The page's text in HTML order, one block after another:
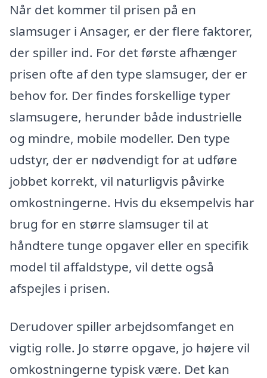
Når det kommer til prisen på en
slamsuger i Ansager, er der flere faktorer,
der spiller ind. For det første afhænger
prisen ofte af den type slamsuger, der er
behov for. Der findes forskellige typer
slamsugere, herunder både industrielle
og mindre, mobile modeller. Den type
udstyr, der er nødvendigt for at udføre
jobbet korrekt, vil naturligvis påvirke
omkostningerne. Hvis du eksempelvis har
brug for en større slamsuger til at
håndtere tunge opgaver eller en specifik
model til affaldstype, vil dette også
afspejles i prisen.
Derudover spiller arbejdsomfanget en
vigtig rolle. Jo større opgave, jo højere vil
omkostningerne typisk være. Det kan